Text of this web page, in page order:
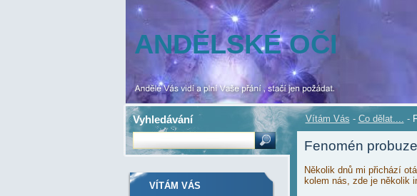
ANDĚLSKÉ OČI
Vítám Vás - Co dělat.... -
Fenomén
Několik dnů mi přichází
kolem nás, zde je několik
VÍTÁM VÁS
Vyhledávání